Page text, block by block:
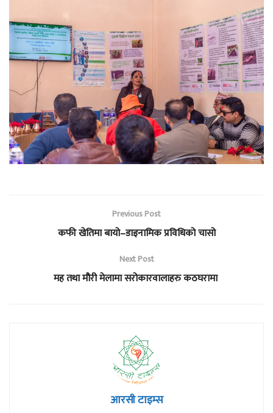
Previous Post
कफी खेतिमा बायो–डाइनामिक प्रविधिको चासो
Next Post
मह तथा मौरी मेलामा सरोकारवालाहरु कठघरामा
आरसी टाइम्स